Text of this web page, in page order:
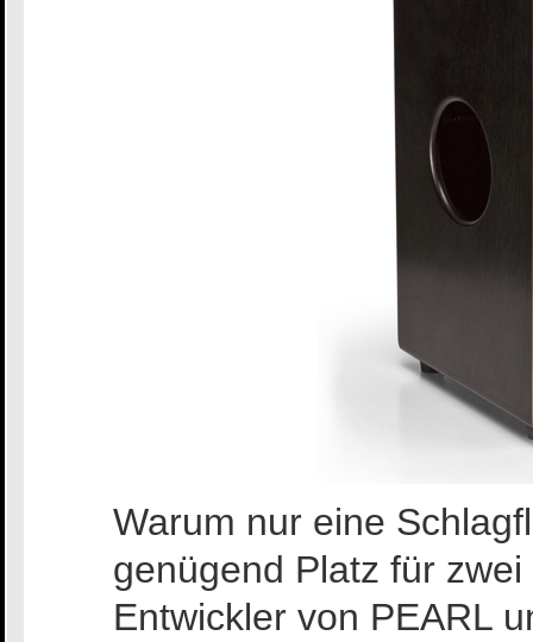
Warum nur eine
genügend Platz für
Entwickler von PEARL